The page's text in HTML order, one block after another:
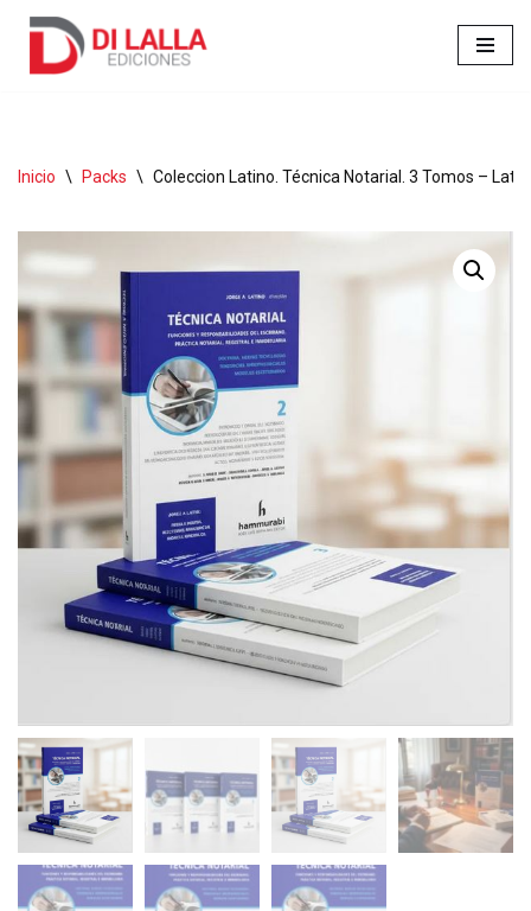
Inicio \ Packs \ Coleccion Latino. Técnica Notarial. 3 Tomos –